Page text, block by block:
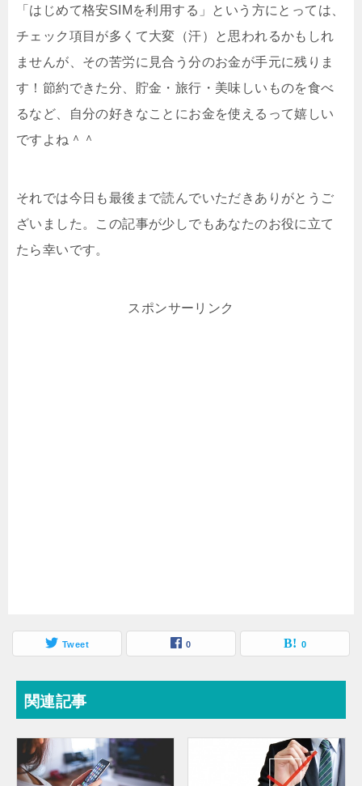
「はじめて格安SIMを利用する」という方にとっては、
チェック項目が多くて大変（汗）と思われるかもしれ
ませんが、その苦労に見合う分のお金が手元に残りま
す！節約できた分、貯金・旅行・美味しいものを食べ
るなど、自分の好きなことにお金を使えるって嬉しい
ですよね＾＾
それでは今日も最後まで読んでいただきありがとうご
ざいました。この記事が少しでもあなたのお役に立て
たら幸いです。
スポンサーリンク
Tweet 0 0
関連記事